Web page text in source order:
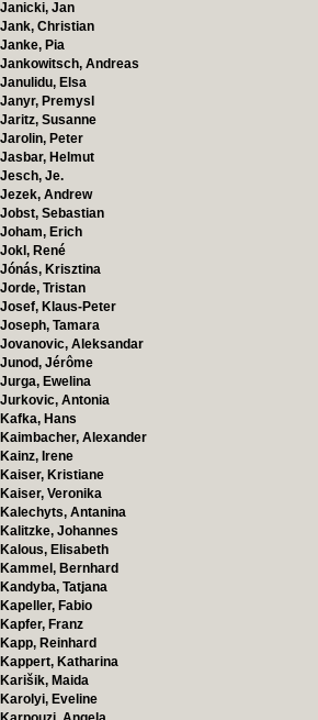
Janicki, Jan
Jank, Christian
Janke, Pia
Jankowitsch, Andreas
Janulidu, Elsa
Janyr, Premysl
Jaritz, Susanne
Jarolin, Peter
Jasbar, Helmut
Jesch, Je.
Jezek, Andrew
Jobst, Sebastian
Joham, Erich
Jokl, René
Jónás, Krisztina
Jorde, Tristan
Josef, Klaus-Peter
Joseph, Tamara
Jovanovic, Aleksandar
Junod, Jérôme
Jurga, Ewelina
Jurkovic, Antonia
Kafka, Hans
Kaimbacher, Alexander
Kainz, Irene
Kaiser, Kristiane
Kaiser, Veronika
Kalechyts, Antanina
Kalitzke, Johannes
Kalous, Elisabeth
Kammel, Bernhard
Kandyba, Tatjana
Kapeller, Fabio
Kapfer, Franz
Kapp, Reinhard
Kappert, Katharina
Karišik, Maida
Karolyi, Eveline